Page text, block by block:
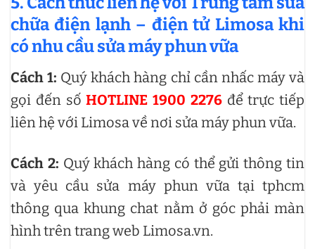
chữa điện lạnh – điện tử Limosa khi
có nhu cầu sửa máy phun vữa
Cách 1: Quý khách hàng chỉ cần nhấc máy và
gọi đến sốHOTLINE 1900 2276để trực tiếp
liên hệ với Limosa về nơi sửa máy phun vữa.
Cách 2: Quý khách hàng có thể gửi thông tin
và yêu cầu sửa máy phun vữa tại tphcm
thông qua khung chat nằm ở góc phải màn
hình trên trang web Limosa.vn.